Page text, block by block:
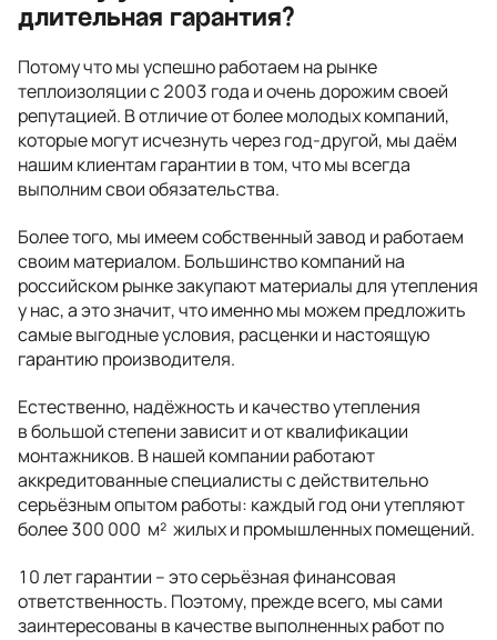
длительная гарантия?
Потому что мы успешно работаем на рынке
теплоизоляции с 2003 года и очень дорожим своей
репутацией. В отличие от более молодых компаний,
которые могут исчезнуть через год-другой, мы даём
нашим клиентам гарантии в том, что мы всегда
выполним свои обязательства.
Более того, мы имеем собственный завод и работаем
своим материалом. Большинство компаний на
российском рынке закупают материалы для утепления
у нас, а это значит, что именно мы можем предложить
самые выгодные условия, расценки и настоящую
гарантию производителя.
Естественно, надёжность и качество утепления
в большой степени зависит и от квалификации
монтажников. В нашей компании работают
аккредитованные специалисты с действительно
серьёзным опытом работы: каждый год они утепляют
более 300 000 м² жилых и промышленных помещений.
10 лет гарантии – это серьёзная финансовая
ответственность. Поэтому, прежде всего, мы сами
заинтересованы в качестве выполненных работ по